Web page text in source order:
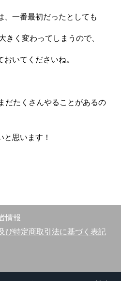
、一番最初だったとしても
く変わってしまうので、
いてくださいね。
だたくさんやることがあるの
と思います！
情報
び特定商取引法に基づく表記